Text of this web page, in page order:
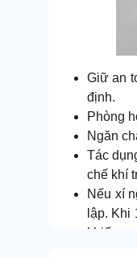
Giữ an
định.
Phòng
Ngăn
Tác
chế khí
Nếu xí
lập. Khi
khiến sự